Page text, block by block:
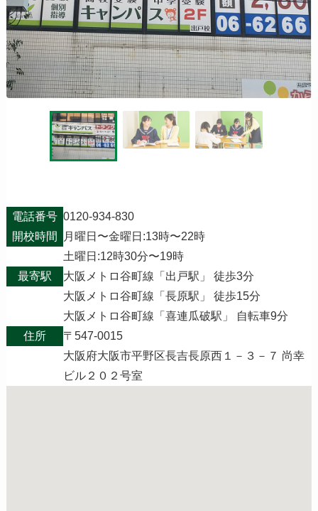
電話番号 0120-934-830
開校時間
月曜日〜金曜日:13時〜22時
土曜日:12時30分〜19時
最寄駅
大阪メトロ谷町線「出戸駅」 徒歩3分
大阪メトロ谷町線「長原駅」 徒歩15分
大阪メトロ谷町線「喜連瓜破駅」 自転車9分
住所
〒547-0015
大阪府大阪市平野区長吉長原西１－３－７ 尚幸
ビル２０２号室